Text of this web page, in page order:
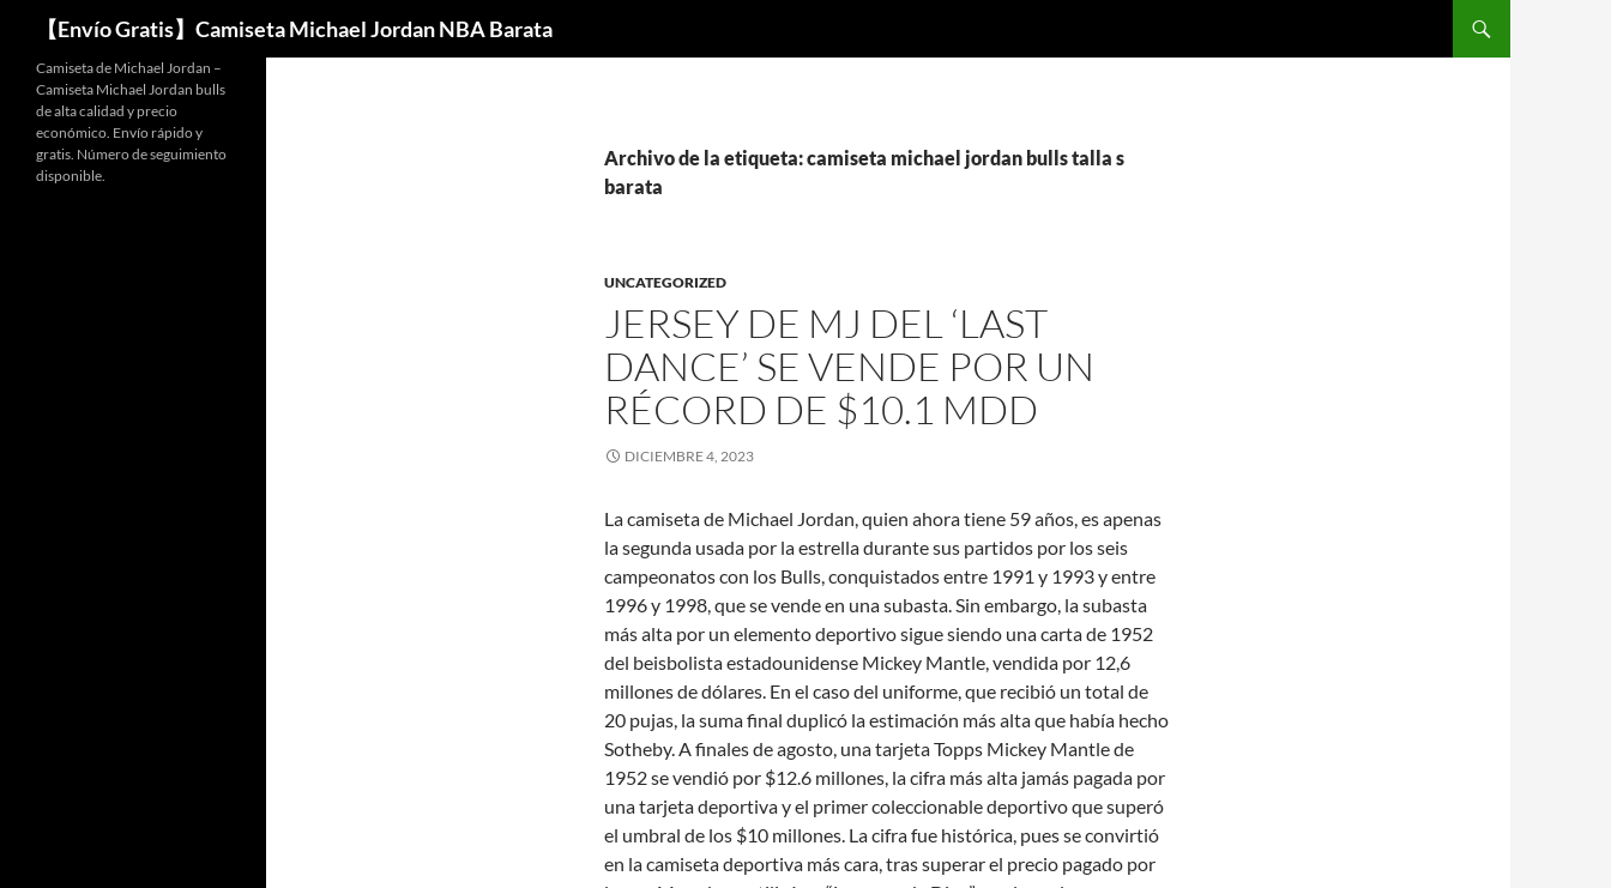
【Envío Gratis】Camiseta Michael Jordan NBA Barata
Buscar
Archivo de la etiqueta: camiseta michael jordan bulls talla s
barata
UNCATEGORIZED
JERSEY DE MJ DEL ‘LAST
DANCE’ SE VENDE POR UN
RÉCORD DE $10.1 MDD
DICIEMBRE 4, 2023
La camiseta de Michael Jordan, quien ahora tiene 59 años, es apenas
la segunda usada por la estrella durante sus partidos por los seis
campeonatos con los Bulls, conquistados entre 1991 y 1993 y entre
1996 y 1998, que se vende en una subasta. Sin embargo, la subasta
más alta por un elemento deportivo sigue siendo una carta de 1952
del beisbolista estadounidense Mickey Mantle, vendida por 12,6
millones de dólares. En el caso del uniforme, que recibió un total de
20 pujas, la suma final duplicó la estimación más alta que había hecho
Sotheby. A finales de agosto, una tarjeta Topps Mickey Mantle de
1952 se vendió por $12.6 millones, la cifra más alta jamás pagada por
una tarjeta deportiva y el primer coleccionable deportivo que superó
el umbral de los $10 millones. La cifra fue histórica, pues se convirtió
en la camiseta deportiva más cara, tras superar el precio pagado por
Camiseta de Michael Jordan –
Camiseta Michael Jordan bulls
de alta calidad y precio
económico. Envío rápido y
gratis. Número de seguimiento
disponible.